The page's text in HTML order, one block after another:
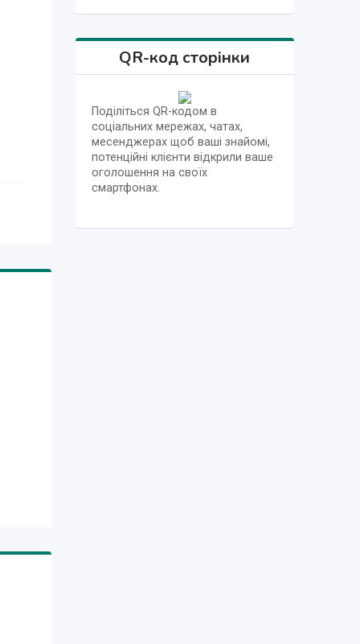
QR-код сторінки
Поділіться QR-кодом в
соціальних мережах, чатах,
месенджерах щоб ваші знайомі,
потенційні клієнти відкрили ваше
оголошення на своїх
смартфонах.